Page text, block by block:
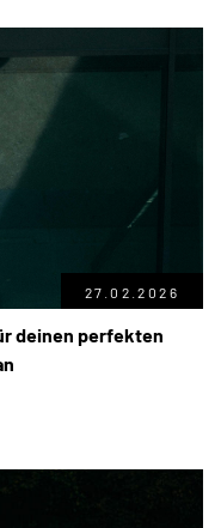
27.02.2026
deinen perfekten